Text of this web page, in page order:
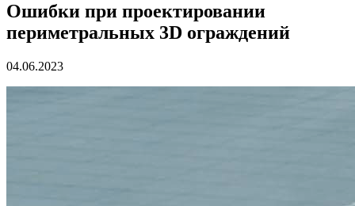
Ошибки при проектировании
периметральных 3D ограждений
04.06.2023